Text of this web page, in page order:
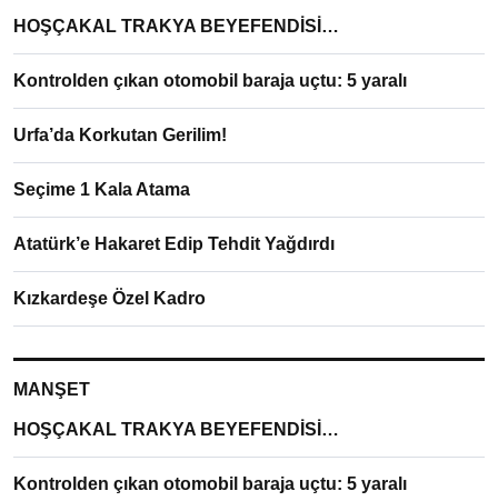
HOŞÇAKAL TRAKYA BEYEFENDİSİ…
Kontrolden çıkan otomobil baraja uçtu: 5 yaralı
Urfa’da Korkutan Gerilim!
Seçime 1 Kala Atama
Atatürk’e Hakaret Edip Tehdit Yağdırdı
Kızkardeşe Özel Kadro
MANŞET
HOŞÇAKAL TRAKYA BEYEFENDİSİ…
Kontrolden çıkan otomobil baraja uçtu: 5 yaralı